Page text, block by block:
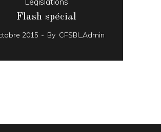
Flash spécial
2015 By CFSBI_Admin